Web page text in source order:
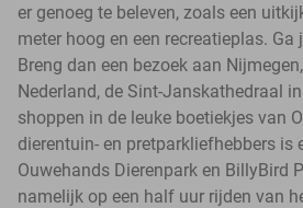
er genoeg te beleven, zoals een
meter hoog en een recreatieplas. Ga
Breng dan een bezoek aan
Nederland, de Sint-Janskathedraal
shoppen in de leuke boetiekjes van
dierentuin- en pretparkliefhebbers is
Ouwehands Dierenpark en BillyBird
namelijk op een half uur rijden van